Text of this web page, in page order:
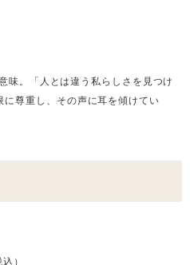
味。「人とは違う私らしさを見つけ
尊重し、その声に耳を傾けてい
）